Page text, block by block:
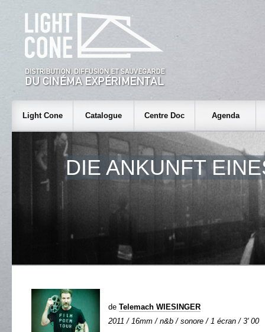
Light Cone Catalogue Centre Doc Agenda
DIE ANKUNFT
de Telemach WIESINGER
2011 / 16mm / n&b / sonore / 1 écran / 3' 00